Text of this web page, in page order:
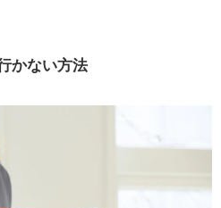
に遭った場合は？
ら仕事に行かない流れ
の日数を確認する
かない方法